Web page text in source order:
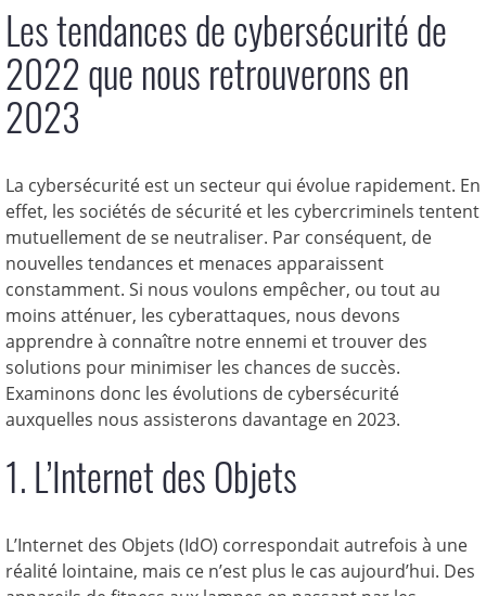
Les tendances de cybersécurité de
2022 que nous retrouverons en
2023
La cybersécurité est un secteur qui évolue rapidement. En
effet, les sociétés de sécurité et les cybercriminels tentent
mutuellement de se neutraliser. Par conséquent, de
nouvelles tendances et menaces apparaissent
constamment. Si nous voulons empêcher, ou tout au
moins atténuer, les cyberattaques, nous devons
apprendre à connaître notre ennemi et trouver des
solutions pour minimiser les chances de succès.
Examinons donc les évolutions de cybersécurité
auxquelles nous assisterons davantage en 2023.
1. L’Internet des Objets
L’Internet des Objets (IdO) correspondait autrefois à une
réalité lointaine, mais ce n’est plus le cas aujourd’hui. Des